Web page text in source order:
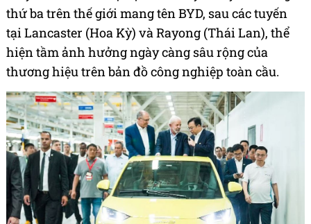
cung cấp 30 xe năng lượng mới phục vụ Hội nghị
Biến đổi Khí hậu Liên Hợp Quốc lần thứ 30 (COP30)
tổ chức tại Belém, bang Pará. Sau hội nghị, các xe
này sẽ được trao tặng cho trường học và tổ chức
công tại địa phương, tiếp tục phục vụ cộng đồng và
thúc đẩy giao thông xanh.
Trước thềm sự kiện, Quốc hội bang Bahia đã thông
qua việc đổi tên tuyến đường chính phía trước nhà
máy BYD thành “Đại lộ BYD”. Đây là tuyến đường
thứ ba trên thế giới mang tên BYD, sau các tuyến
tại Lancaster (Hoa Kỳ) và Rayong (Thái Lan), thể